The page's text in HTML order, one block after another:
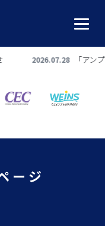
2026.07.28 「アンプ
ージ